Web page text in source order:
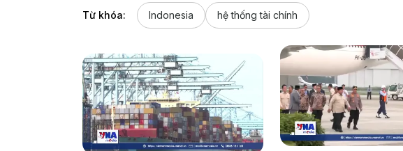
Từ khóa: Indonesia hệ thống tài chính